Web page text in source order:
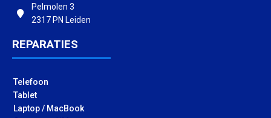
Pelmolen 3
2317 PN Leiden
REPARATIES
Telefoon
Tablet
Laptop / MacBook